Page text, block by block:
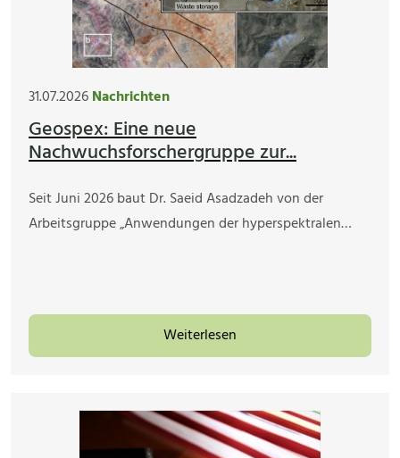
31.07.2026Nachrichten
Geospex: Eine neue
Nachwuchsforschergruppe zur...
Seit Juni 2026 baut Dr. Saeid Asadzadeh von der
Arbeitsgruppe „Anwendungen der hyperspektralen…
Weiterlesen